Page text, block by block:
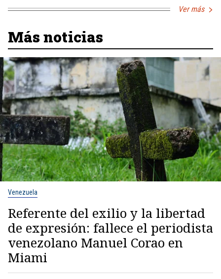
Ver más
Más noticias
Venezuela
Referente del exilio y la libertad
de expresión: fallece el periodista
venezolano Manuel Corao en
Miami